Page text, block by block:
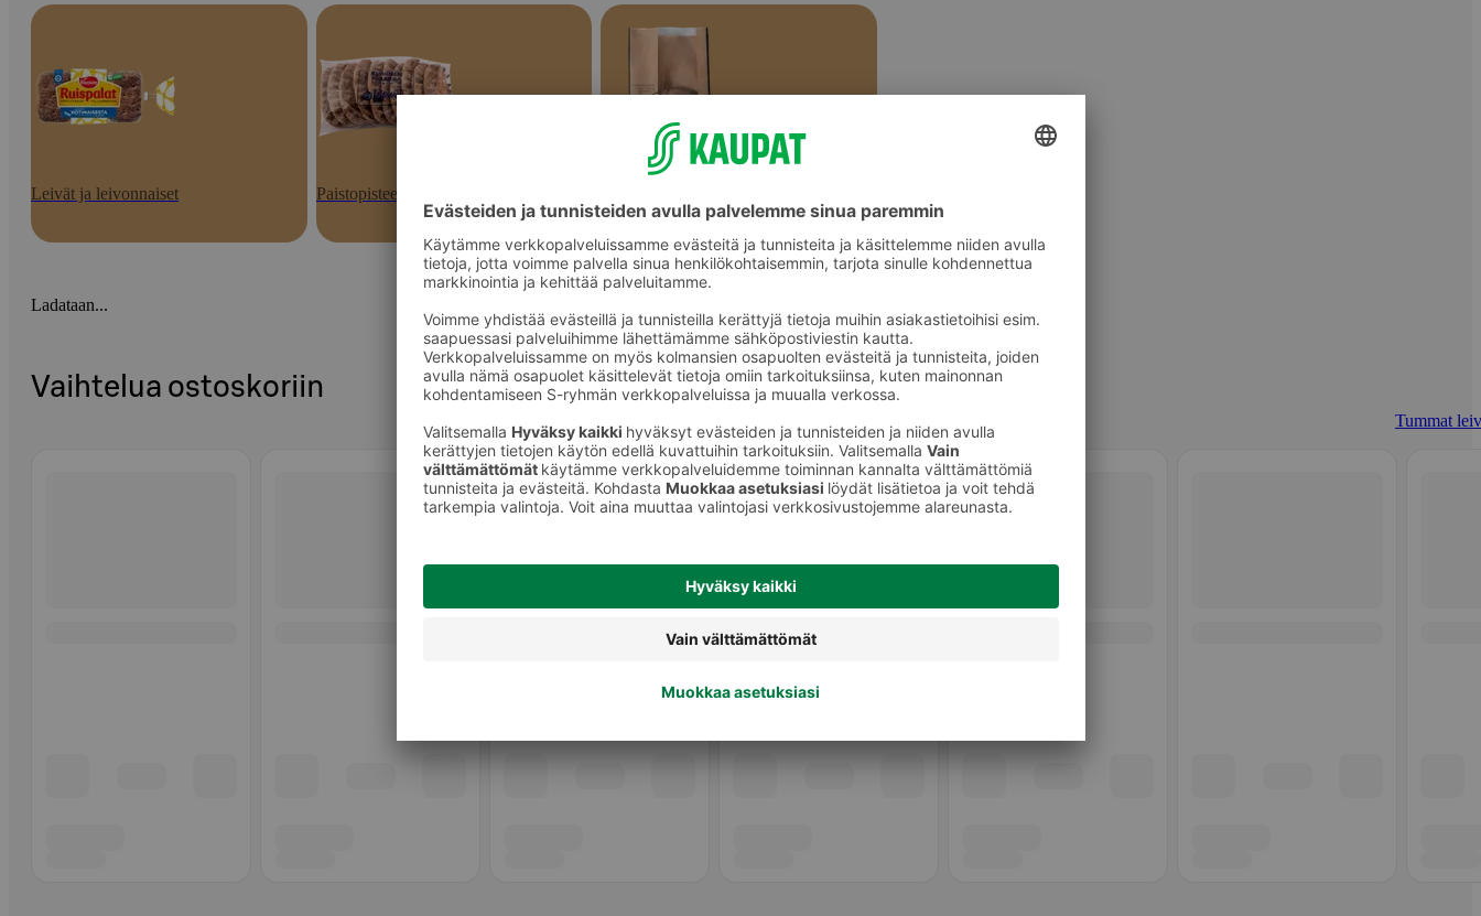
Leivät ja leivonnaiset Paistopisteen tuotteet
Ladataan...
Vaihtelua ostoskoriin
Tummat